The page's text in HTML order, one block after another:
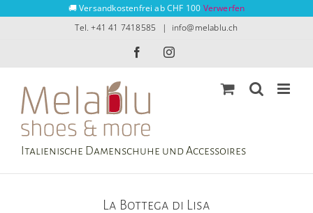
🚚 Versandkostenfrei ab CHF 100 Verwerfen
Tel. +41 41 7418585 | info@melablu.ch
FacebookInstagram
Italienische Damenschuhe und Accessoires
La Bottega di Lisa